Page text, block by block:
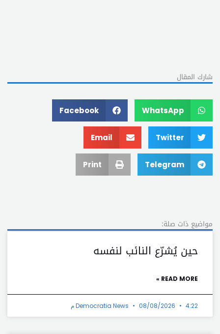
شارك المقال
WhatsApp
Facebook
Twitter
Email
Telegram
Print
مواضيع ذات صلة:
حين يُشرّع النائب لنفسه
READ MORE »
Democratia News 08/08/2026 4:22 م